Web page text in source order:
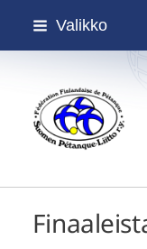
Siirry
Valikko